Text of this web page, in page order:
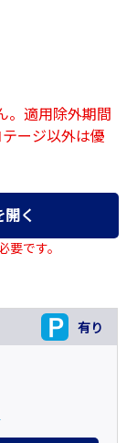
。適用除外期間
ージ以外は優
く
です。
有り